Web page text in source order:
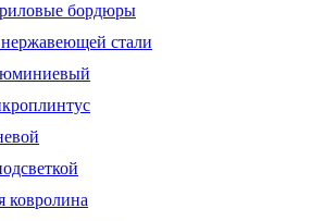
бордюры
стали
ковролина